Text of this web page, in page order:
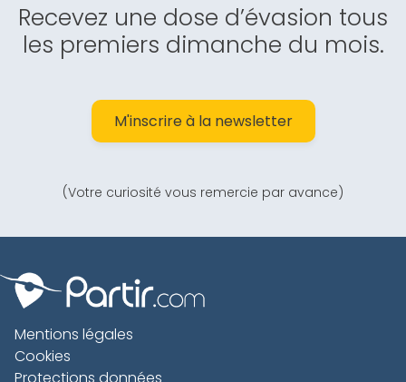
Recevez une dose d’évasion tous
les premiers dimanche du mois.
M'inscrire à la newsletter
(Votre curiosité vous remercie par avance)
Mentions légales
Cookies